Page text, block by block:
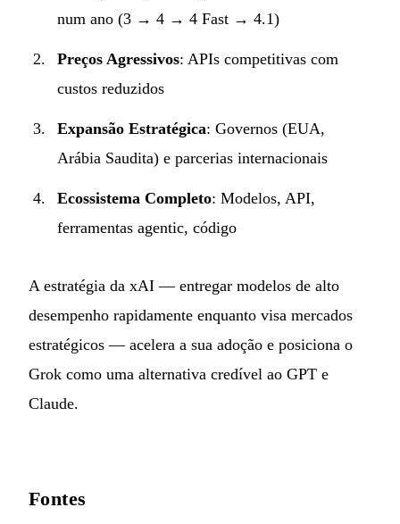
num ano (3 → 4 → 4 Fast → 4.1)
Preços Agressivos: APIs competitivas com
custos reduzidos
Expansão Estratégica: Governos (EUA,
Arábia Saudita) e parcerias internacionais
Ecossistema Completo: Modelos, API,
ferramentas agentic, código
A estratégia da xAI — entregar modelos de alto
desempenho rapidamente enquanto visa mercados
estratégicos — acelera a sua adoção e posiciona o
Grok como uma alternativa credível ao GPT e
Claude.
Fontes